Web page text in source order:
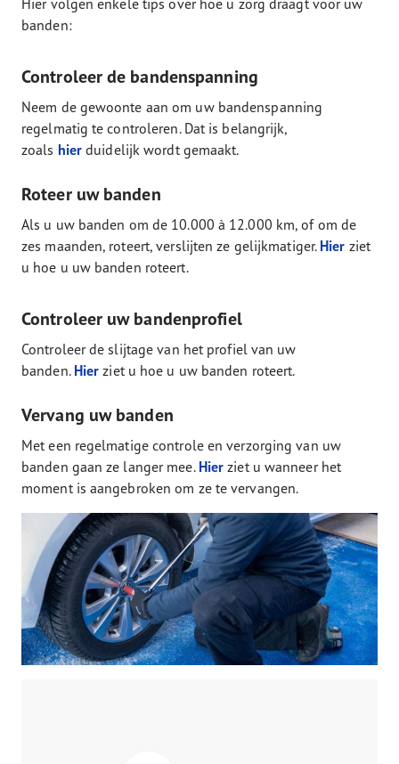
Hier volgen enkele tips over hoe u zorg draagt voor uw
banden:
Controleer de bandenspanning
Neem de gewoonte aan om uw bandenspanning
regelmatig te controleren. Dat is belangrijk,
zoals hier duidelijk wordt gemaakt.
Roteer uw banden
Als u uw banden om de 10.000 à 12.000 km, of om de
zes maanden, roteert, verslijten ze gelijkmatiger. Hier ziet
u hoe u uw banden roteert.
Controleer uw bandenprofiel
Controleer de slijtage van het profiel van uw
banden. Hier ziet u hoe u uw banden roteert.
Vervang uw banden
Met een regelmatige controle en verzorging van uw
banden gaan ze langer mee. Hier ziet u wanneer het
moment is aangebroken om ze te vervangen.